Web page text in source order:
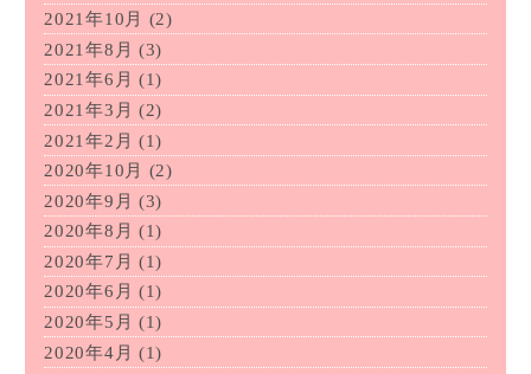
2021年10月
(2)
2021年8月 (3)
2021年6月 (1)
2021年3月 (2)
2021年2月 (1)
2020年10月
(2)
2020年9月 (3)
2020年8月 (1)
2020年7月 (1)
2020年6月 (1)
2020年5月 (1)
2020年4月 (1)